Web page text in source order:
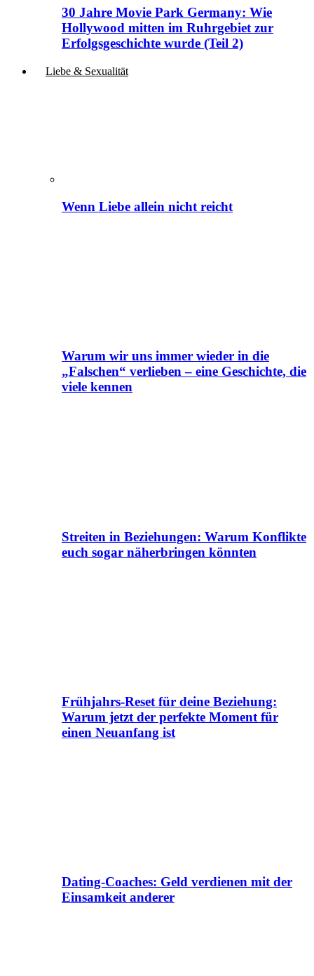
30 Jahre Movie Park Germany: Wie
Hollywood mitten im Ruhrgebiet zur
Erfolgsgeschichte wurde (Teil 2)
Liebe & Sexualität
Wenn Liebe allein nicht reicht
Warum wir uns immer wieder in die
„Falschen“ verlieben – eine Geschichte, die
viele kennen
Streiten in Beziehungen: Warum Konflikte
euch sogar näherbringen könnten
Frühjahrs-Reset für deine Beziehung:
Warum jetzt der perfekte Moment für
einen Neuanfang ist
Dating-Coaches: Geld verdienen mit der
Einsamkeit anderer